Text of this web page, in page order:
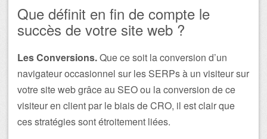
Que définit en fin de compte le
succès de votre site web ?
Les Conversions.Que ce soit la conversion d’un
navigateur occasionnel sur les SERPs à un visiteur sur
votre site web grâce au SEO ou la conversion de ce
visiteur en client par le biais de CRO, il est clair que
ces stratégies sont étroitement liées.